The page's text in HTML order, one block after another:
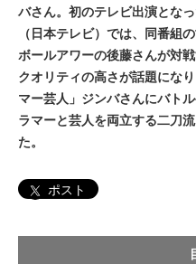
バさん。初のテレビ出演とな
（日本テレビ）では、同番組
ボールアワーの後藤さんが対
クオリティの高さが話題にな
マー芸人」ジンバさんにバト
ラマーと芸人を両立する二刀
た。
ポスト